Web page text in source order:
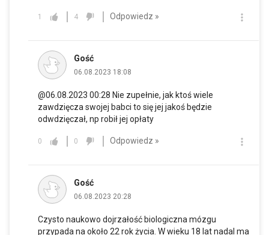
1 4 Odpowiedz »
Gość
06.08.2023 18:08
@06.08.2023 00:28 Nie zupełnie, jak ktoś wiele
zawdzięcza swojej babci to się jej jakoś będzie
odwdzięczał, np robił jej opłaty
0 0 Odpowiedz »
Gość
06.08.2023 20:28
Czysto naukowo dojrzałość biologiczna mózgu
przypada na około 22 rok życia. W wieku 18 lat nadal ma